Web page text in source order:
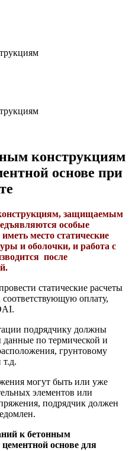
конструкциям
основе при
защищаемым
особые
место статические
и оболочки, и работа с
после
статические расчеты
оплату,
подрядчику должны
данные по термической и
грунтовому
могут быть или уже
элементов или
подрядчик должен
к бетонным
основе для